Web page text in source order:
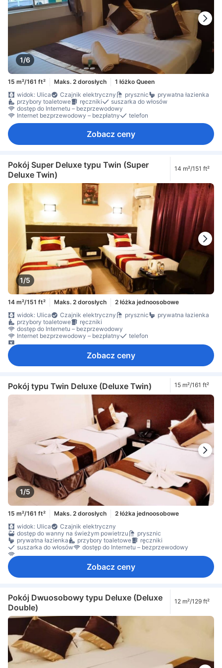
1/6
15 m²/161 ft² Maks. 2 dorosłych
1 łóżko Queen
widok: Ulica
Czajnik elektryczny prysznic
prywatna łazienka
przybory toaletowe
ręczniki
suszarka do włosów
dostęp do Internetu – bezprzewodowy
Internet bezprzewodowy – bezpłatny
telefon
Zobacz ceny
Pokój Super Deluxe typu Twin (Super
Deluxe Twin)
14 m²/151 ft²
1/5
14 m²/151 ft² Maks. 2 dorosłych
2 łóżka jednoosobowe
widok: Ulica
Czajnik elektryczny prysznic
prywatna łazienka
przybory toaletowe
ręczniki
dostęp do Internetu – bezprzewodowy
Internet bezprzewodowy – bezpłatny
telefon
Zobacz ceny
Pokój typu Twin Deluxe (Deluxe Twin) 15 m²/161 ft²
1/5
15 m²/161 ft² Maks. 2 dorosłych
2 łóżka jednoosobowe
widok: Ulica
Czajnik elektryczny
dostęp do wanny na świeżym powietrzu
prysznic
prywatna łazienka
przybory toaletowe
ręczniki
suszarka do włosów
dostęp do Internetu – bezprzewodowy
Zobacz ceny
Pokój Dwuosobowy typu Deluxe (Deluxe
Double)
12 m²/129 ft²